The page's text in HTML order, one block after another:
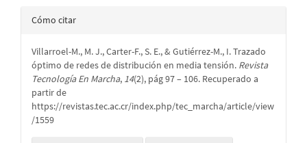
Detalles
artículo
Cómo citar
Villarroel-M., M. J., Carter-F., S. E., & Gutiérrez-M., I. Trazado
óptimo de redes de distribución en media tensión. Revista
Tecnología En Marcha, 14(2), pág 97 – 106. Recuperado a
partir de
https://revistas.tec.ac.cr/index.php/tec_marcha/article/view
/1559